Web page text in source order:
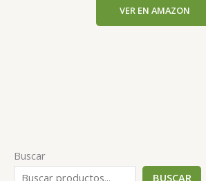
Buscar
BUSCAR
VER EN AMAZON